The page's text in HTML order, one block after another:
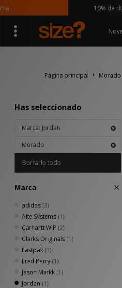
10% de dto.
Página principal Morado
Has seleccionado
Marca: Jordan
Morado
Borrarlo todo
Marca
adidas (3)
Alte Systems (1)
Carhartt WIP (2)
Clarks Originals (1)
Eastpak (1)
Fred Perry (1)
Jason Markk (1)
Jordan (1)